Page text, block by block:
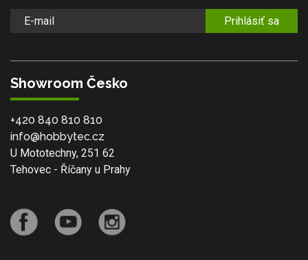
Prihlásiť sa
Showroom Česko
+420 840 810 810
info@hobbytec.cz
U Mototechny, 251 62
Tehovec - Říčany u Prahy